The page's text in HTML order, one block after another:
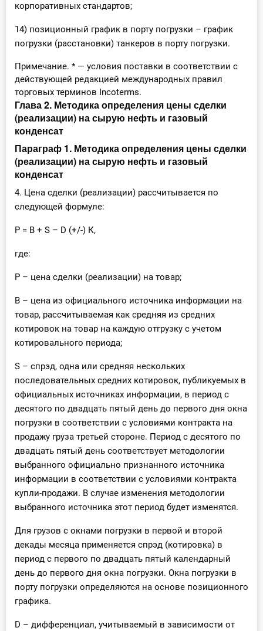
корпоративных стандартов;
14) позиционный график в порту погрузки – график
погрузки (расстановки) танкеров в порту погрузки.
Примечание. * — условия поставки в соответствии с
действующей редакцией международных правил
торговых терминов Incoterms.
Глава 2. Методика определения цены сделки
(реализации) на сырую нефть и газовый
конденсат
Параграф 1. Методика определения цены сделки
(реализации) на сырую нефть и газовый
конденсат
4. Цена сделки (реализации) рассчитывается по
следующей формуле:
P = B + S – D (+/-) К,
где:
P – цена сделки (реализации) на товар;
B – цена из официального источника информации на
товар, рассчитываемая как средняя из средних
котировок на товар на каждую отгрузку с учетом
котировального периода;
S – спрэд, одна или средняя нескольких
последовательных средних котировок, публикуемых в
официальных источниках информации, в период с
десятого по двадцать пятый день до первого дня окна
погрузки в соответствии с условиями контракта на
продажу груза третьей стороне. Период с десятого по
двадцать пятый день соответствует методологии
выбранного официально признанного источника
информации в соответствии с условиями контракта
купли-продажи. В случае изменения методологии
выбранного источника этот период будет изменятся.
Для грузов с окнами погрузки в первой и второй
декады месяца применяется спрэд (котировка) в
период с первого по двадцать пятый календарный
день до первого дня окна погрузки. Окна погрузки в
порту погрузки определяются на основе позиционного
графика.
D – дифференциал, учитываемый в зависимости от